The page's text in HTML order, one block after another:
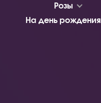
Розы
На день рождения